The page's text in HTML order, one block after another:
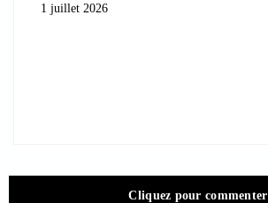
1 juillet 2026
Cliquez pour commenter